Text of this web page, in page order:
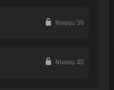
Niveau 39
Niveau 40